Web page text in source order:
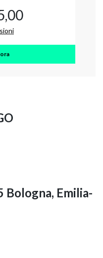
Bologna, Emilia-